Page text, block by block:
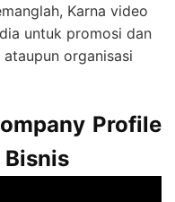
Karna video
untuk promosi dan
organisasi
Profile
Bisnis